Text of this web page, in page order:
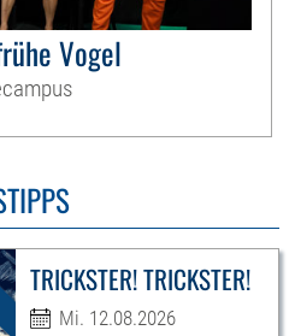
Vogel
TRICKSTER! TRICKSTER!
Mi. 12.08.2026